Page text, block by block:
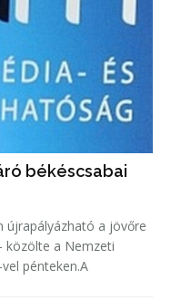
békéscsabai
újrapályázható a jövőre
közölte a Nemzeti
pénteken.A